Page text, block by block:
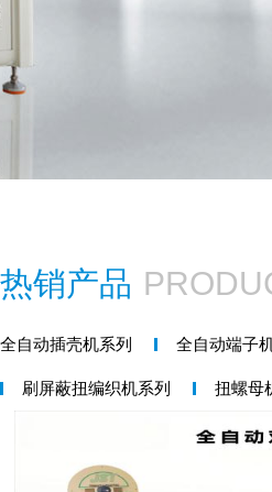
热销产品
全自动插壳机系列 全自动端子
刷屏蔽扭编织机系列 扭螺母